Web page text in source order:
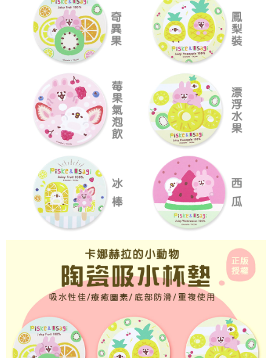
２．訂單成立數日內，您將收到繳費通知簡訊。
３．收到繳費通知簡訊後14天內，點擊此簡訊中的連結，可透過四大超商／
ATM／網路銀行／等多元方式進行付款，方視為交易完成。
※ 請注意：結帳手續完成當下不需立刻繳費，但若您需要取消訂單，請聯絡
購買商品的店家。未經商家同意取消之訂單仍視為有效，需透過AFTEE先享
後付繳納相關費用。
※ 交易是否成功請以「AFTEE先享後付 」之結帳頁面顯示為準，若有關於
是否繳費成功／繳費後需取消欲退款等相關疑問，請聯繫「AFTEE先享後付
客戶支援中心」https://netprotections.freshdesk.com/support/home
【注意事項】
１．透過由恩沛科技股份有限公司提供之「AFTEE先享後付」服務完成之交
易，需依本服務之必要範圍內提供個人資料，並將交易相關給付款項請求債
權轉讓予恩沛科技股份有限公司。
２．關於個人資料處理事宜，請瀏覽以下網址：
https://aftee.tw/terms/#terms3
３．未成年的使用者請事先徵得法定代理人或監護人之同意方可使用
「AFTEE先享後付」，若未經同意申辦者引起之損失，本公司不負相關責
４．使用「AFTEE先享後付」時，將依據個別帳號之用戶狀況，依本公司即
時審查核予不同之上限額度；若仍有額度不足之情形，本公司將視審查結果
恩沛科技股份有限公司將有權停止該用戶之使用額度並採取法律行動。
每筆NT$60，滿NT$499(含以上)免運費
7-11付款取貨
每筆NT$60，滿NT$499(含以上)免運費
付款後7-11取貨
每筆NT$60，滿NT$499(含以上)免運費
每筆NT$120，滿NT$499(含以上)免運費